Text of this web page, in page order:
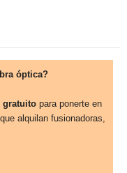
óptica?
gratuito para ponerte en
alquilan fusionadoras,